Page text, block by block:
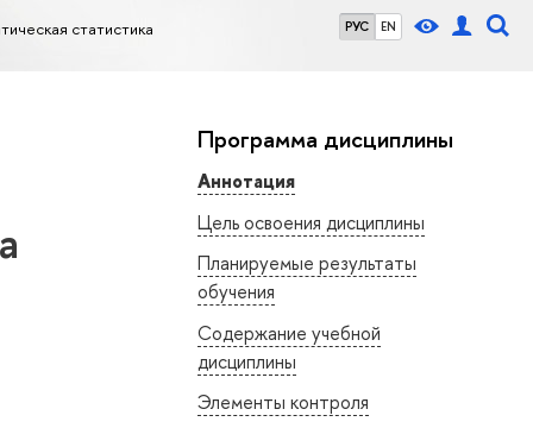
РУС EN
статистика
Программа дисциплины
Аннотация
Цель освоения дисциплины
Планируемые результаты
обучения
Содержание учебной
дисциплины
Элементы контроля